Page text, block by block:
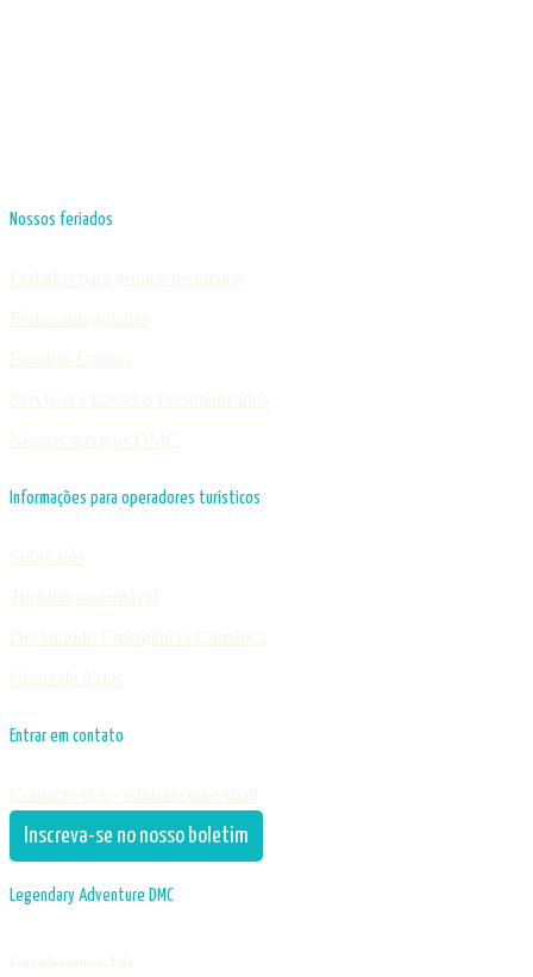
Nossos feriados
Informações para operadores turísticos
Entrar em contato
Inscreva-se no nosso boletim
Legendary Adventure DMC